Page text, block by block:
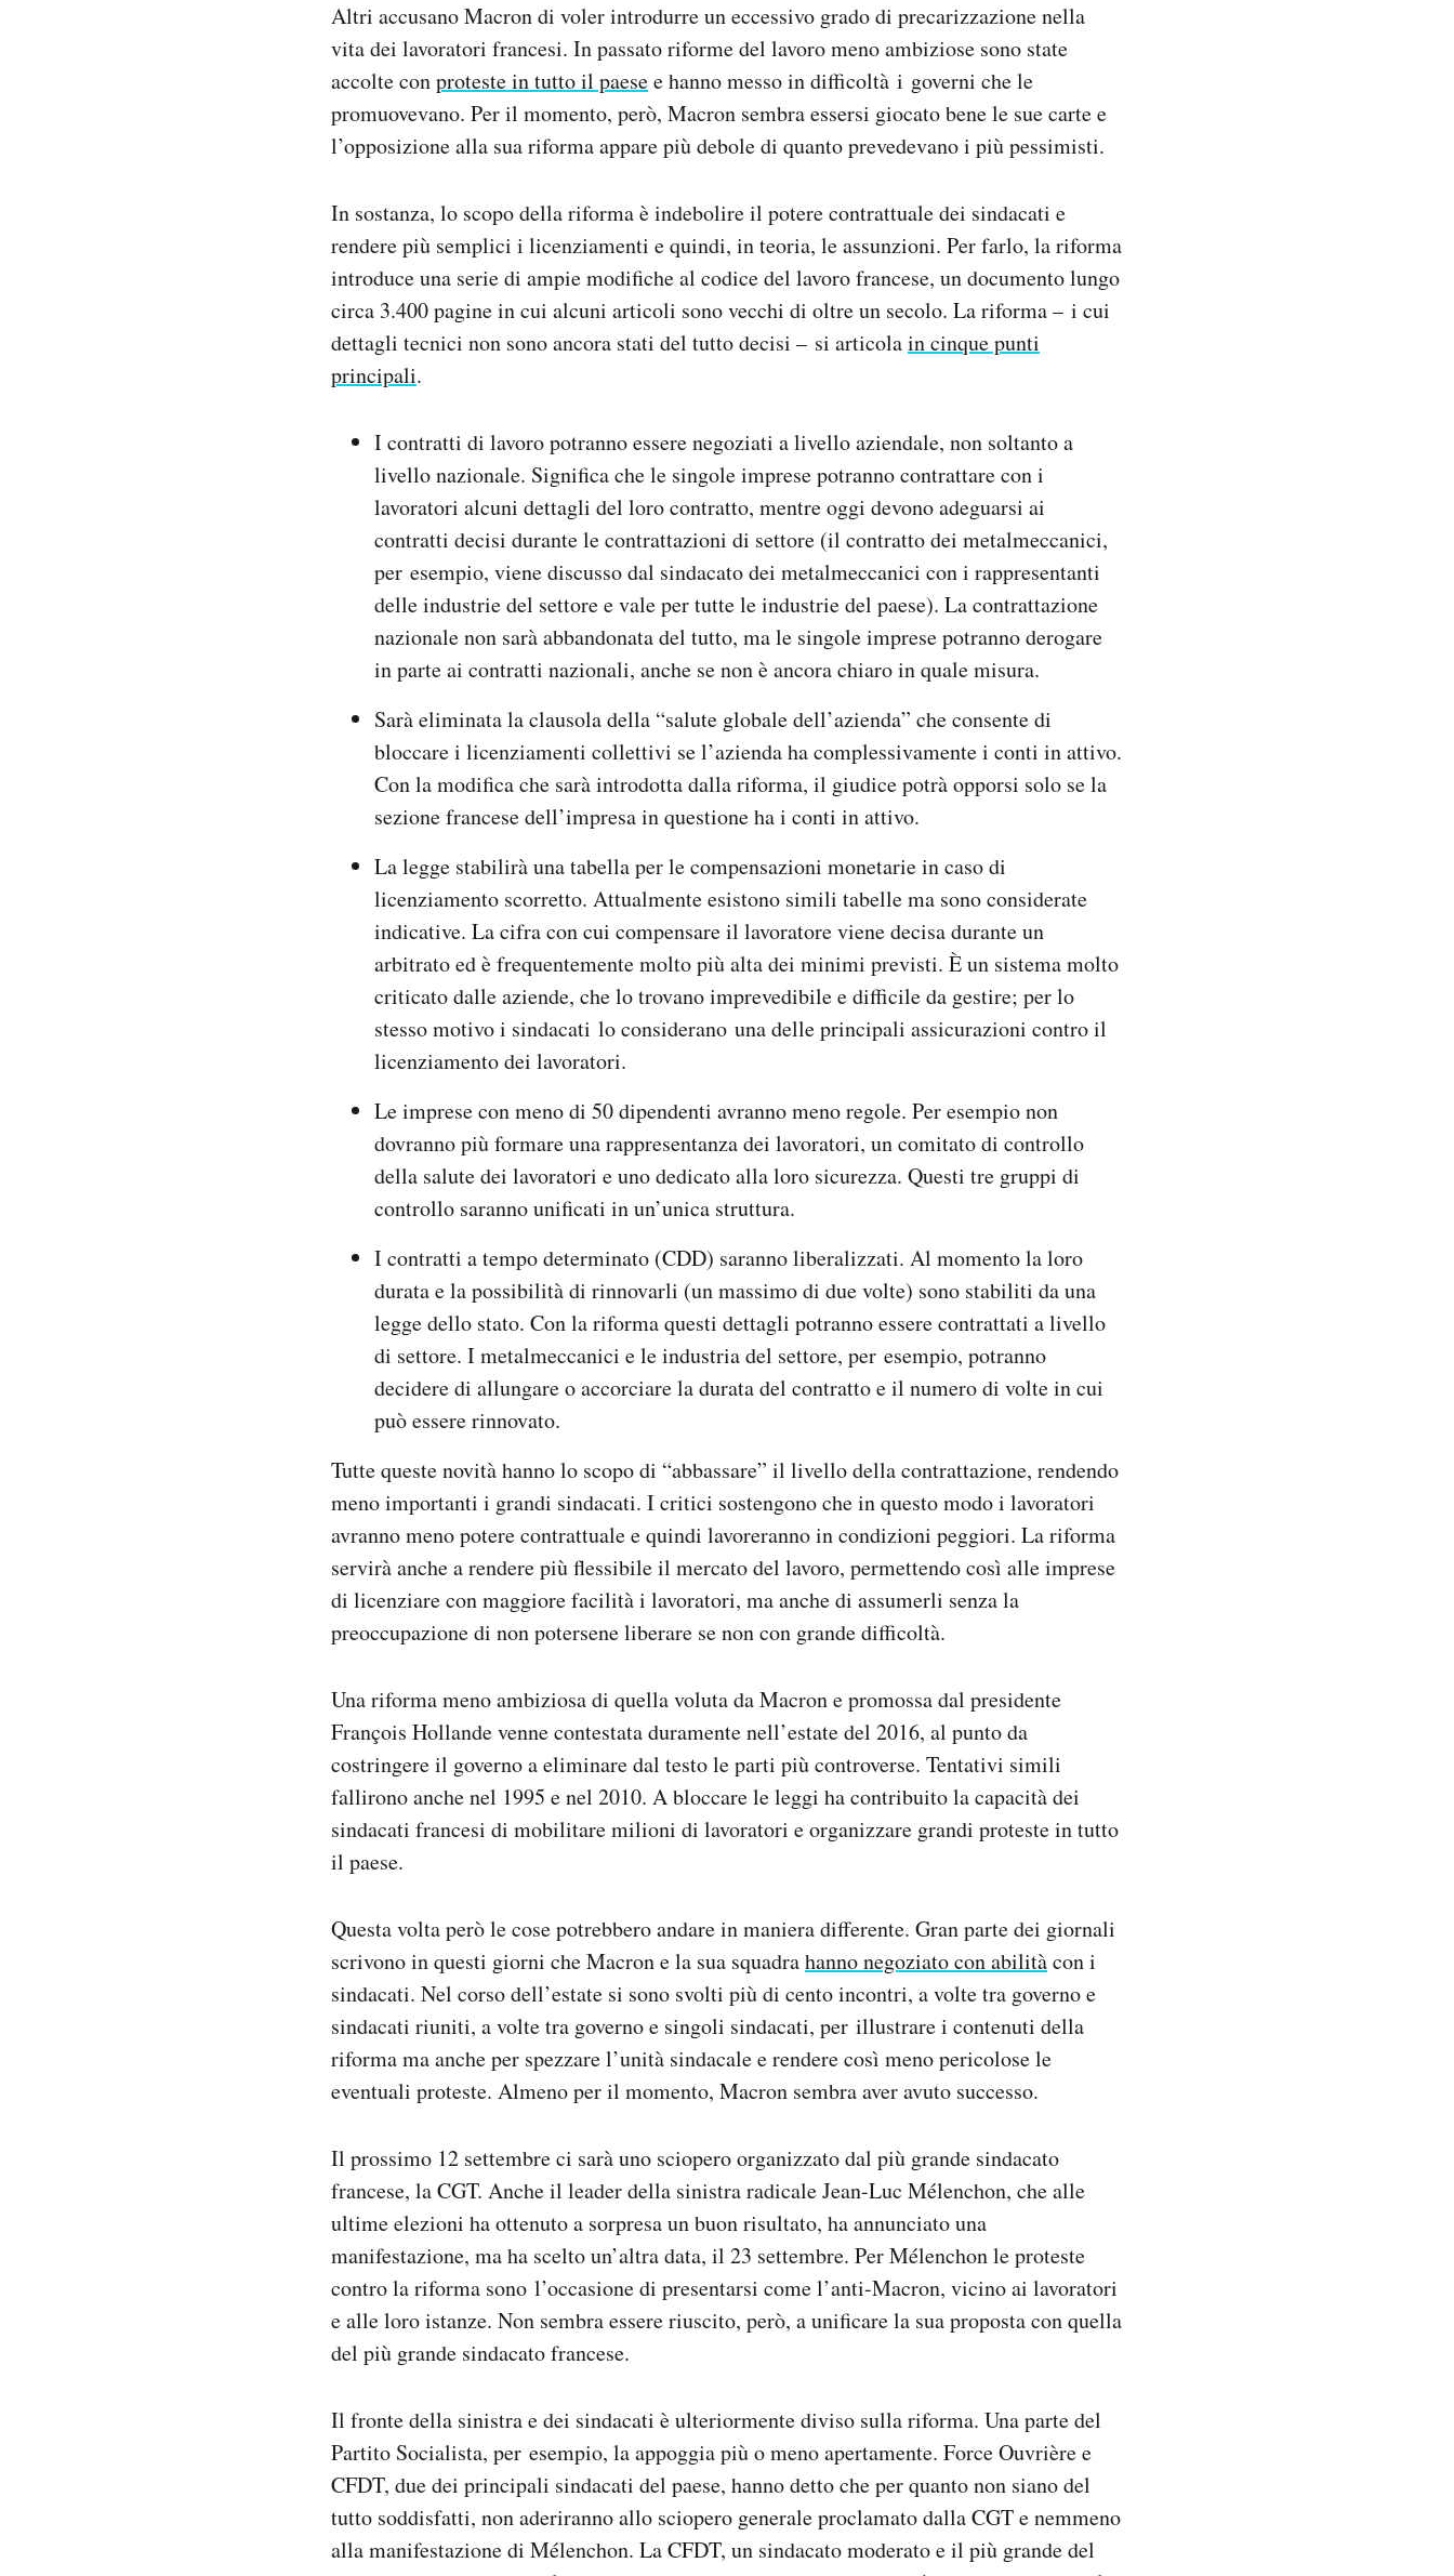
Altri accusano Macron di voler introdurre un eccessivo grado di precarizzazione nella
vita dei lavoratori francesi. In passato riforme del lavoro meno ambiziose sono state
accolte conproteste in tutto il paesee hanno messo in difficoltà i governi che le
promuovevano. Per il momento, però, Macron sembra essersi giocato bene le sue carte e
l’opposizione alla sua riforma appare più debole di quanto prevedevano i più pessimisti.
In sostanza, lo scopo della riforma è indebolire il potere contrattuale dei sindacati e
rendere più semplici i licenziamenti e quindi, in teoria, le assunzioni. Per farlo, la riforma
introduce una serie di ampie modifiche al codice del lavoro francese, un documento lungo
circa 3.400 pagine in cui alcuni articoli sono vecchi di oltre un secolo. La riforma – i cui
dettagli tecnici non sono ancora stati del tutto decisi – si articolain cinque punti
principali.
I contratti di lavoro potranno essere negoziati a livello aziendale, non soltanto a
livello nazionale. Significa che le singole imprese potranno contrattare con i
lavoratori alcuni dettagli del loro contratto, mentre oggi devono adeguarsi ai
contratti decisi durante le contrattazioni di settore (il contratto dei metalmeccanici,
per esempio, viene discusso dal sindacato dei metalmeccanici con i rappresentanti
delle industrie del settore e vale per tutte le industrie del paese). La contrattazione
nazionale non sarà abbandonata del tutto, ma le singole imprese potranno derogare
in parte ai contratti nazionali, anche se non è ancora chiaro in quale misura.
Sarà eliminata la clausola della “salute globale dell’azienda” che consente di
bloccare i licenziamenti collettivi se l’azienda ha complessivamente i conti in attivo.
Con la modifica che sarà introdotta dalla riforma, il giudice potrà opporsi solo se la
sezione francese dell’impresa in questione ha i conti in attivo.
La legge stabilirà una tabella per le compensazioni monetarie in caso di
licenziamento scorretto. Attualmente esistono simili tabelle ma sono considerate
indicative. La cifra con cui compensare il lavoratore viene decisa durante un
arbitrato ed è frequentemente molto più alta dei minimi previsti. È un sistema molto
criticato dalle aziende, che lo trovano imprevedibile e difficile da gestire; per lo
stesso motivo i sindacati lo considerano una delle principali assicurazioni contro il
licenziamento dei lavoratori.
Le imprese con meno di 50 dipendenti avranno meno regole. Per esempio non
dovranno più formare una rappresentanza dei lavoratori, un comitato di controllo
della salute dei lavoratori e uno dedicato alla loro sicurezza. Questi tre gruppi di
controllo saranno unificati in un’unica struttura.
I contratti a tempo determinato (CDD) saranno liberalizzati. Al momento la loro
durata e la possibilità di rinnovarli (un massimo di due volte) sono stabiliti da una
legge dello stato. Con la riforma questi dettagli potranno essere contrattati a livello
di settore. I metalmeccanici e le industria del settore, per esempio, potranno
decidere di allungare o accorciare la durata del contratto e il numero di volte in cui
può essere rinnovato.
Tutte queste novità hanno lo scopo di “abbassare” il livello della contrattazione, rendendo
meno importanti i grandi sindacati. I critici sostengono che in questo modo i lavoratori
avranno meno potere contrattuale e quindi lavoreranno in condizioni peggiori. La riforma
servirà anche a rendere più flessibile il mercato del lavoro, permettendo così alle imprese
di licenziare con maggiore facilità i lavoratori, ma anche di assumerli senza la
preoccupazione di non potersene liberare se non con grande difficoltà.
Una riforma meno ambiziosa di quella voluta da Macron e promossa dal presidente
François Hollande venne contestata duramente nell’estate del 2016, al punto da
costringere il governo a eliminare dal testo le parti più controverse. Tentativi simili
fallirono anche nel 1995 e nel 2010. A bloccare le leggi ha contribuito la capacità dei
sindacati francesi di mobilitare milioni di lavoratori e organizzare grandi proteste in tutto
il paese.
Questa volta però le cose potrebbero andare in maniera differente. Gran parte dei giornali
scrivono in questi giorni che Macron e la sua squadrahanno negoziato con abilitàcon i
sindacati. Nel corso dell’estate si sono svolti più di cento incontri, a volte tra governo e
sindacati riuniti, a volte tra governo e singoli sindacati, per illustrare i contenuti della
riforma ma anche per spezzare l’unità sindacale e rendere così meno pericolose le
eventuali proteste. Almeno per il momento, Macron sembra aver avuto successo.
Il prossimo 12 settembre ci sarà uno sciopero organizzato dal più grande sindacato
francese, la CGT. Anche il leader della sinistra radicale Jean-Luc Mélenchon, che alle
ultime elezioni ha ottenuto a sorpresa un buon risultato, ha annunciato una
manifestazione, ma ha scelto un’altra data, il 23 settembre. Per Mélenchon le proteste
contro la riforma sono l’occasione di presentarsi come l’anti-Macron, vicino ai lavoratori
e alle loro istanze. Non sembra essere riuscito, però, a unificare la sua proposta con quella
del più grande sindacato francese.
Il fronte della sinistra e dei sindacati è ulteriormente diviso sulla riforma. Una parte del
Partito Socialista, per esempio, la appoggia più o meno apertamente. Force Ouvrière e
CFDT, due dei principali sindacati del paese, hanno detto che per quanto non siano del
tutto soddisfatti, non aderiranno allo sciopero generale proclamato dalla CGT e nemmeno
alla manifestazione di Mélenchon. La CFDT, un sindacato moderato e il più grande del